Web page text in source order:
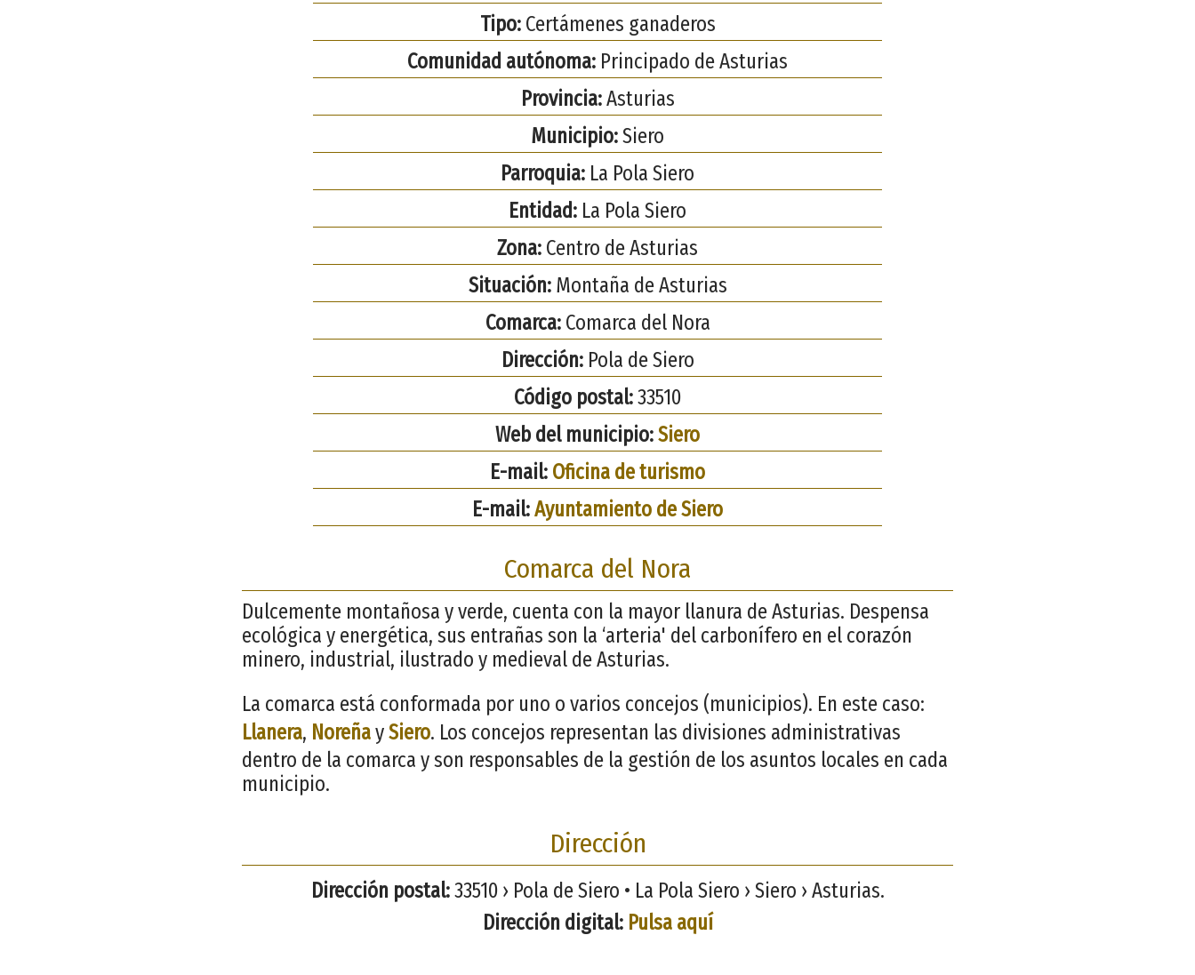
Tipo:Certámenes ganaderos
Comunidad autónoma: Principado de Asturias
Provincia:Asturias
Municipio:Siero
Parroquia: La Pola Siero
Entidad: La Pola Siero
Zona: Centro de Asturias
Situación:Montaña de Asturias
Comarca:Comarca del Nora
Dirección:Pola de Siero
Código postal:33510
Web del municipio:Siero
E-mail: Oficina de turismo
E-mail:Ayuntamiento de Siero
Comarca del Nora
Dulcemente montañosa y verde, cuenta con la mayor llanura de Asturias. Despensa
ecológica y energética, sus entrañas son la ‘arteria' del carbonífero en el corazón
minero, industrial, ilustrado y medieval de Asturias.
La comarca está conformada por uno o varios concejos (municipios). En este caso:
Llanera, NoreñaySiero. Los concejos representan las divisiones administrativas
dentro de la comarca y son responsables de la gestión de los asuntos locales en cada
municipio.
Dirección
Dirección postal:33510 › Pola de Siero • La Pola Siero › Siero › Asturias.
Dirección digital: Pulsa aquí